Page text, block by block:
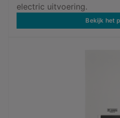
electric uitvoering.
Bekijk het